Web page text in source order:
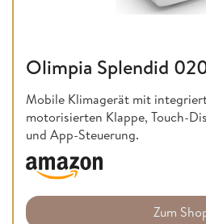
Olimpia Splendid
Mobile Klimagerät mit
motorisierten Klappe, Touch-
und App-Steuerung.
Zum